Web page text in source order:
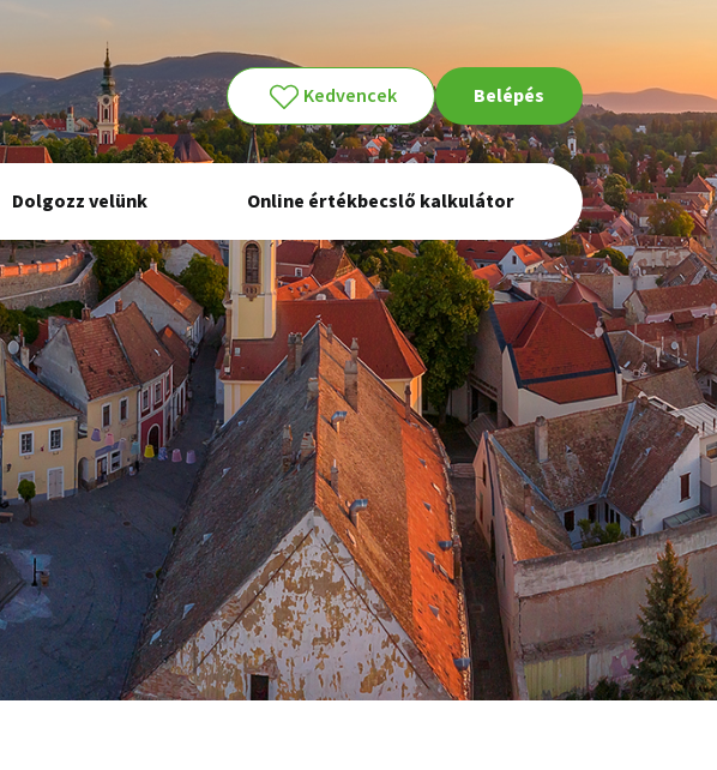
Kedvencek Belépés
Dolgozz velünk Online értékbecslő kalkulátor